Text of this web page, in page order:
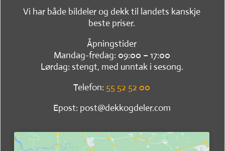
Vi har både bildeler og dekk til landets kanskje
beste priser.
Åpningstider
Mandag-fredag: 09:00 – 17:00
Lørdag: stengt, med unntak i sesong.
Telefon: 55 52 52 00
Epost: post@dekkogdeler.com